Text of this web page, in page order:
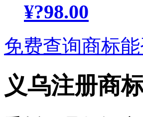
¥?98.00
免费查询商标
义乌注册商